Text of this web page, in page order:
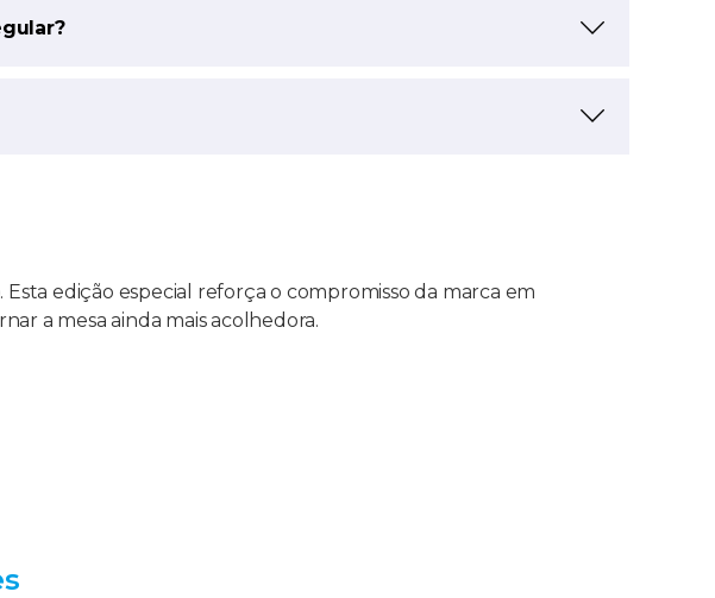
edição especial reforça o compromisso da marca em
a mesa ainda mais acolhedora.